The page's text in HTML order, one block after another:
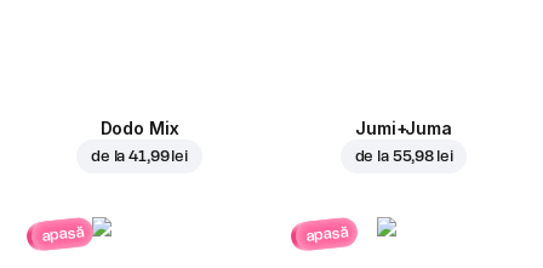
Dodo Mix
de la41,99 lei
Jumi+Juma
de la 55,98 lei
apasă apasă